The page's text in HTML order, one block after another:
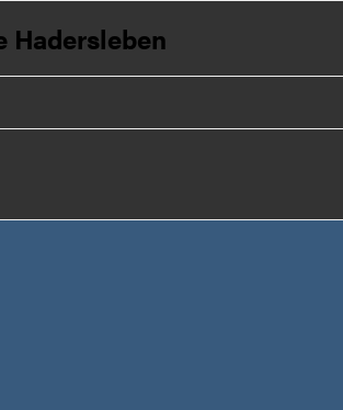
Hadersleben